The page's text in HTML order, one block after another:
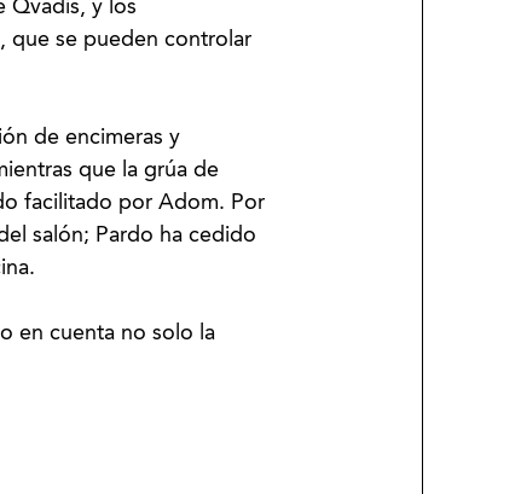
Qvadis, y los
que se pueden controlar
de encimeras y
que la grúa de
facilitado por Adom. Por
salón; Pardo ha cedido
en cuenta no solo la